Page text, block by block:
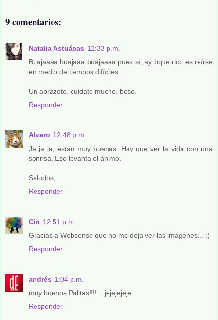
9 comentarios:
Natalia Astuácas 12:33 p.m.
Buajaaaa buajaaa buajaaaa pues sí, ay bque rico es reírse
en medio de tiempos difíciles...
Un abrazote, cuidate mucho, beso.
Responder
Alvaro 12:48 p.m.
Ja ja ja, están muy buenas. Hay que ver la vida con una
sonrisa. Eso levanta el ánimo.
Saludos,
Responder
Cin 12:51 p.m.
Gracias a Websense que no me deja ver las imagenes... :(
Responder
andrés 1:04 p.m.
muy buenos Palitas!!!!... jejejejeje
Responder